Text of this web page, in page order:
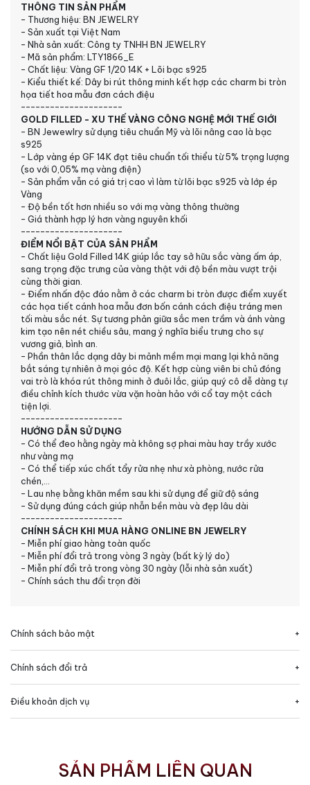
THÔNG TIN SẢN PHẨM
- Thương hiệu: BN JEWELRY
- Sản xuất tại Việt Nam
- Nhà sản xuất: Công ty TNHH BN JEWELRY
- Mã sản phẩm: LTY1866_E
- Chất liệu: Vàng GF 1/20 14K + Lõi bạc s925
- Kiểu thiết kế: Dây bi rút thông minh kết hợp các charm bi tròn
họa tiết hoa mẫu đơn cách điệu
---------------------
GOLD FILLED - XU THẾ VÀNG CÔNG NGHỆ MỚI THẾ GIỚI
- BN Jewewlry sử dụng tiêu chuẩn Mỹ và lõi nâng cao là bạc
s925
- Lớp vàng ép GF 14K đạt tiêu chuẩn tối thiểu từ 5% trọng lượng
(so với 0,05% mạ vàng điện)
- Sản phẩm vẫn có giá trị cao vì làm từ lõi bạc s925 và lớp ép
Vàng
- Độ bền tốt hơn nhiều so với mạ vàng thông thường
- Giá thành hợp lý hơn vàng nguyên khối
---------------------
ĐIỂM NỔI BẬT CỦA SẢN PHẨM
- Chất liệu Gold Filled 14K giúp lắc tay sở hữu sắc vàng ấm áp,
sang trọng đặc trưng của vàng thật với độ bền màu vượt trội
cùng thời gian.
- Điểm nhấn độc đáo nằm ở các charm bi tròn được điểm xuyết
các họa tiết cánh hoa mẫu đơn bốn cánh cách điệu tráng men
tối màu sắc nét. Sự tương phản giữa sắc men trầm và ánh vàng
kim tạo nên nét chiều sâu, mang ý nghĩa biểu trưng cho sự
vương giả, bình an.
- Phần thân lắc dạng dây bi mảnh mềm mại mang lại khả năng
bắt sáng tự nhiên ở mọi góc độ. Kết hợp cùng viên bi chủ đóng
vai trò là khóa rút thông minh ở đuôi lắc, giúp quý cô dễ dàng tự
điều chỉnh kích thước vừa vặn hoàn hảo với cổ tay một cách
tiện lợi.
---------------------
HƯỚNG DẪN SỬ DỤNG
- Có thể đeo hằng ngày mà không sợ phai màu hay trầy xước
như vàng mạ
- Có thể tiếp xúc chất tẩy rửa nhẹ như xà phòng, nước rửa
chén,...
- Lau nhẹ bằng khăn mềm sau khi sử dụng để giữ độ sáng
- Sử dụng đúng cách giúp nhẫn bền màu và đẹp lâu dài
---------------------
CHÍNH SÁCH KHI MUA HÀNG ONLINE BN JEWELRY
- Miễn phí giao hàng toàn quốc
- Miễn phí đổi trả trong vòng 3 ngày (bất kỳ lý do)
- Miễn phí đổi trả trong vòng 30 ngày (lỗi nhà sản xuất)
- Chính sách thu đổi trọn đời
Chính sách bảo mật
Chính sách đổi trả
Điều khoản dịch vụ
SẢN PHẨM LIÊN QUAN